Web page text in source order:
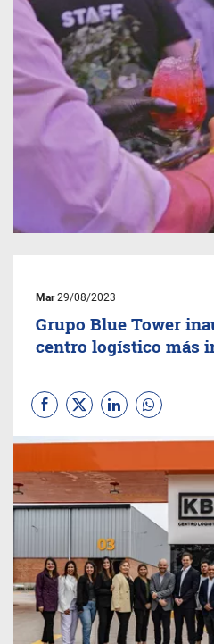
Mar29/08/2023
Grupo Blue Tower
centro logístico más